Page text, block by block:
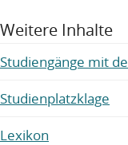
Weitere Inhalte
Studiengänge mit
Studienplatzklage
Lexikon